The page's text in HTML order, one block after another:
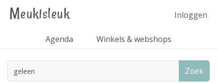
Meukisleuk Inloggen
Agenda Winkels & webshops
Zoek